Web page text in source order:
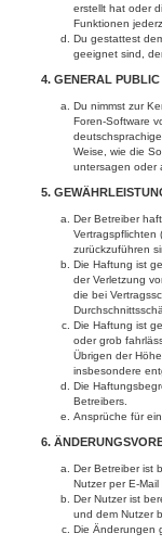
erstellt hat oder
Funktionen
Du gestattest
geeignet sind,
4. GENERAL PUBLIC
Du nimmst zur
Foren-Software
Weise, wie die
untersagen oder
5.
Der Betreiber
Vertragspflichten
zurückzuführen
Die Haftung ist
der Verletzung
die bei
Die Haftung ist
oder grob
Übrigen der
insbesondere
Die
Betreibers.
Ansprüche für
6.
Der Betreiber ist
Nutzer per E-Mail
Der Nutzer ist
und dem Nutzer
Die Änderungen